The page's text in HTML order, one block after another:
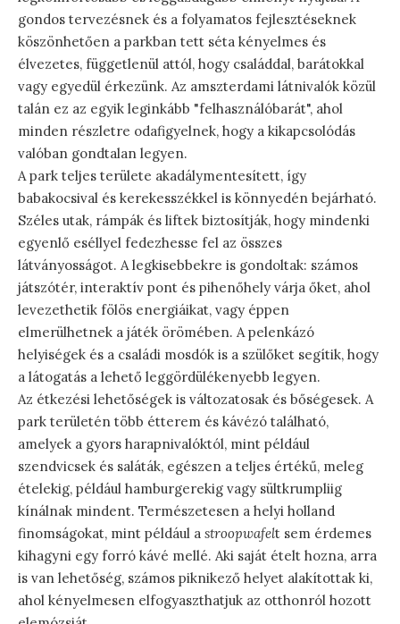
gondos tervezésnek és a folyamatos fejlesztéseknek
köszönhetően a parkban tett séta kényelmes és
élvezetes, függetlenül attól, hogy családdal, barátokkal
vagy egyedül érkezünk. Az amszterdami látnivalók közül
talán ez az egyik leginkább "felhasználóbarát", ahol
minden részletre odafigyelnek, hogy a kikapcsolódás
valóban gondtalan legyen.
A park teljes területe akadálymentesített, így
babakocsival és kerekesszékkel is könnyedén bejárható.
Széles utak, rámpák és liftek biztosítják, hogy mindenki
egyenlő eséllyel fedezhesse fel az összes
látványosságot. A legkisebbekre is gondoltak: számos
játszótér, interaktív pont és pihenőhely várja őket, ahol
levezethetik fölös energiáikat, vagy éppen
elmerülhetnek a játék örömében. A pelenkázó
helyiségek és a családi mosdók is a szülőket segítik, hogy
a látogatás a lehető leggördülékenyebb legyen.
Az étkezési lehetőségek is változatosak és bőségesek. A
park területén több étterem és kávézó található,
amelyek a gyors harapnivalóktól, mint például
szendvicsek és saláták, egészen a teljes értékű, meleg
ételekig, például hamburgerekig vagy sültkrumpliig
kínálnak mindent. Természetesen a helyi holland
finomságokat, mint például a stroopwafelt sem érdemes
kihagyni egy forró kávé mellé. Aki saját ételt hozna, arra
is van lehetőség, számos piknikező helyet alakítottak ki,
ahol kényelmesen elfogyaszthatjuk az otthonról hozott